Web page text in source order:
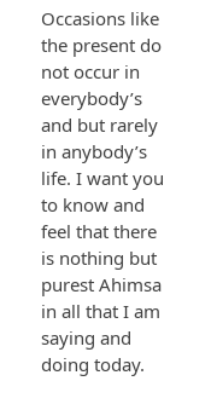
Occasions like
the present do
not occur in
everybody’s
and but rarely
in anybody’s
life. I want you
to know and
feel that there
is nothing but
purest Ahimsa
in all that I am
saying and
doing today.